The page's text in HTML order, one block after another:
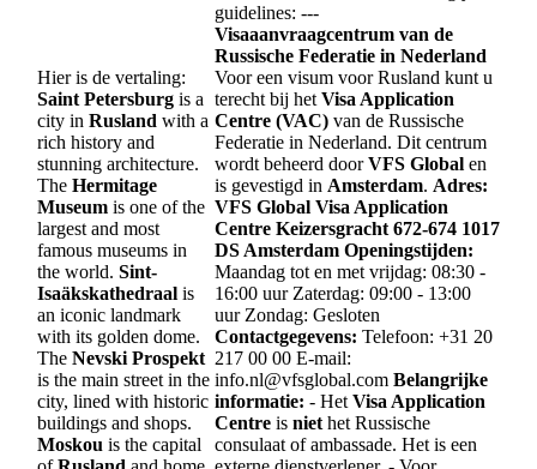
Hier is de vertaling:
Saint Petersburg is a
city in Rusland with a
rich history and
stunning architecture.
The Hermitage
Museum is one of the
largest and most
famous museums in
the world. Sint-
Isaäkskathedraal is
an iconic landmark
with its golden dome.
The Nevski Prospekt
is the main street in the
city, lined with historic
buildings and shops.
Moskou is the capital
guidelines: ---
Visaaanvraagcentrum van de
Russische Federatie in Nederland
Voor een visum voor Rusland kunt u
terecht bij het Visa Application
Centre (VAC) van de Russische
Federatie in Nederland. Dit centrum
wordt beheerd doorVFS Global en
is gevestigd in Amsterdam. Adres:
VFS Global Visa Application
Centre Keizersgracht 672-674 1017
DS Amsterdam Openingstijden:
Maandag tot en met vrijdag: 08:30 -
16:00 uur Zaterdag: 09:00 - 13:00
uur Zondag: Gesloten
Contactgegevens: Telefoon: +31 20
217 00 00 E-mail:
info.nl@vfsglobal.com Belangrijke
informatie: - Het Visa Application
Centre is niet het Russische
consulaat of ambassade. Het is een